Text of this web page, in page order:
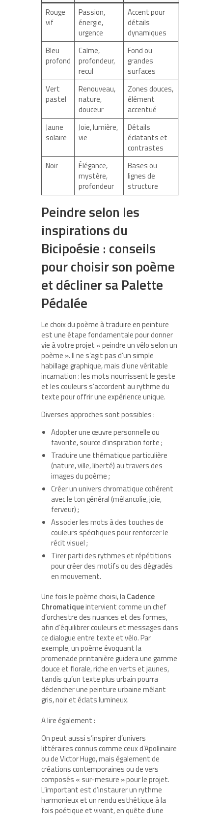
Rouge
vif
Passion,
énergie,
urgence
Accent pour
détails
dynamiques
Bleu
profond
Calme,
profondeur,
recul
Fond ou
grandes
surfaces
Vert
pastel
Renouveau,
nature,
douceur
Zones douces,
élément
accentué
Jaune
solaire
Joie, lumière,
vie
Détails
éclatants et
contrastes
Noir
Élégance,
mystère,
profondeur
Bases ou
lignes de
structure
Peindre selon les
inspirations du
Bicipoésie : conseils
pour choisir son poème
et décliner sa Palette
Pédalée
Le choix du poème à traduire en peinture
est une étape fondamentale pour donner
vie à votre projet « peindre un vélo selon un
poème ». Il ne s’agit pas d’un simple
habillage graphique, mais d’une véritable
incarnation : les mots nourrissent le geste
et les couleurs s’accordent au rythme du
texte pour offrir une expérience unique.
Diverses approches sont possibles :
Adopter une œuvre personnelle ou
favorite, source d’inspiration forte ;
Traduire une thématique particulière
(nature, ville, liberté) au travers des
images du poème ;
Créer un univers chromatique cohérent
avec le ton général (mélancolie, joie,
ferveur) ;
Associer les mots à des touches de
couleurs spécifiques pour renforcer le
récit visuel ;
Tirer parti des rythmes et répétitions
pour créer des motifs ou des dégradés
en mouvement.
Une fois le poème choisi, laCadence
Chromatiqueintervient comme un chef
d’orchestre des nuances et des formes,
afin d’équilibrer couleurs et messages dans
ce dialogue entre texte et vélo. Par
exemple, un poème évoquant la
promenade printanière guidera une gamme
douce et florale, riche en verts et jaunes,
tandis qu’un texte plus urbain pourra
déclencher une peinture urbaine mêlant
gris, noir et éclats lumineux.
A lire également :
On peut aussi s’inspirer d’univers
littéraires connus comme ceux d’Apollinaire
ou de Victor Hugo, mais également de
créations contemporaines ou de vers
composés « sur-mesure » pour le projet.
L’important est d’instaurer un rythme
harmonieux et un rendu esthétique à la
fois poétique et vivant, en quête d’une